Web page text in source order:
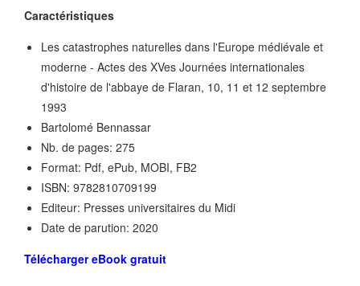
Caractéristiques
Les catastrophes naturelles dans l'Europe médiévale et
moderne - Actes des XVes Journées internationales
d'histoire de l'abbaye de Flaran, 10, 11 et 12 septembre
1993
Bartolomé Bennassar
Nb. de pages: 275
Format: Pdf, ePub, MOBI, FB2
ISBN: 9782810709199
Editeur: Presses universitaires du Midi
Date de parution: 2020
Télécharger eBook gratuit